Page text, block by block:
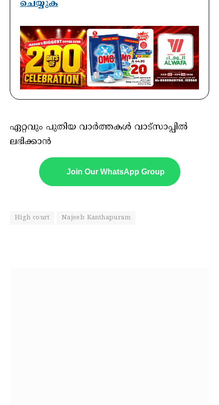
ചെയ്യുക
ഏറ്റവും പുതിയ വാർത്തകൾ വാട്സാപ്പിൽ
ലഭിക്കാൻ
Join Our WhatsApp Group
High court Najeeb Kanthapuram